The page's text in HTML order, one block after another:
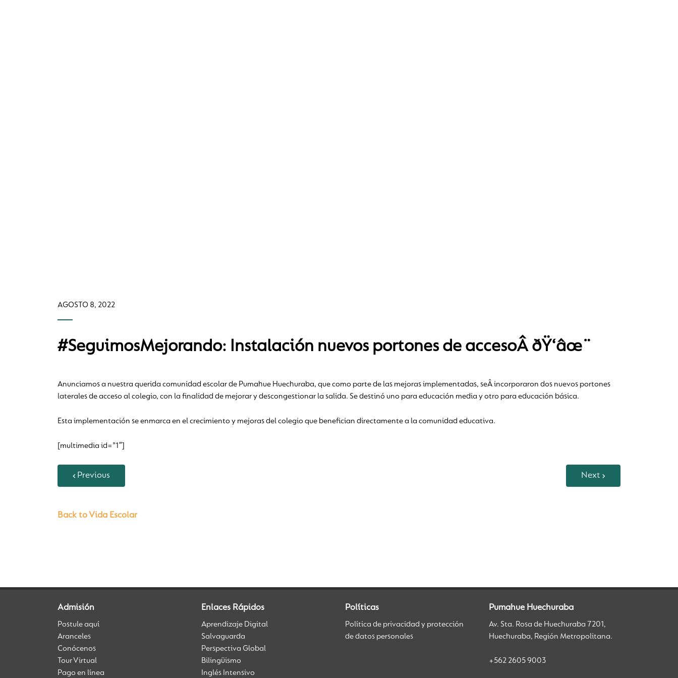
AGOSTO 8, 2022
#SeguimosMejorando: Instalación nuevos portones de accesoÂ ðŸ‘âœ¨
Anunciamos a nuestra querida comunidad escolar de Pumahue Huechuraba, que como parte de las mejoras implementadas, seÂ incorporaron dos nuevos portones
laterales de acceso al colegio, con la finalidad de mejorar y descongestionar la salida. Se destinó uno para educación media y otro para educación básica.
Esta implementación se enmarca en el crecimiento y mejoras del colegio que benefician directamente a la comunidad educativa.
[multimedia id=”1″]
Previous Next
Back to Vida Escolar
Admisión
Postule aquí
Aranceles
Conócenos
Tour Virtual
Pago en línea
Enlaces Rápidos
Aprendizaje Digital
Salvaguarda
Perspectiva Global
Bilingüismo
Inglés Intensivo
Políticas
Política de privacidad y protección
de datos personales
Pumahue Huechuraba
Av. Sta. Rosa de Huechuraba 7201,
Huechuraba, Región Metropolitana.
+562 2605 9003